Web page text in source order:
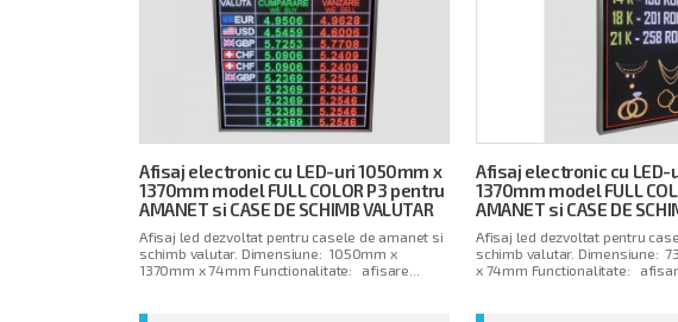
Afisaj electronic cu LED-uri 1050mm x
1370mm model FULL COLOR P3 pentru
AMANET si CASE DE SCHIMB VALUTAR
Afisaj led dezvoltat pentru casele de amanet si
schimb valutar. Dimensiune: 1050mm x
1370mm x 74mm Functionalitate: afisare...
Afisaj electronic cu LED-
1370mm model FULL
AMANET si CASE DE
Afisaj led dezvoltat pentru
schimb valutar. Dimensiune:
x 74mm Functionalitate: